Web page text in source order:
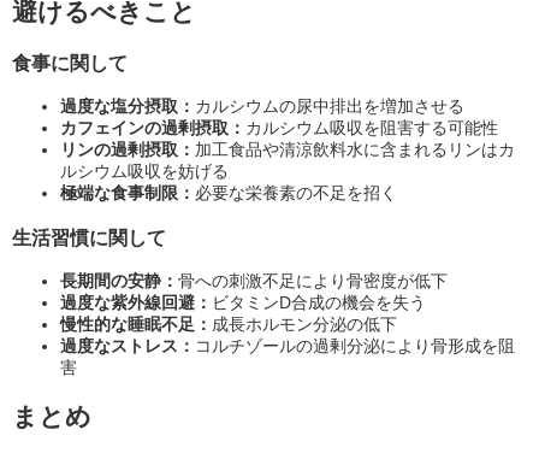
避けるべきこと
食事に関して
過度な塩分摂取： カルシウムの尿中排出を増加させる
カフェインの過剰摂取： カルシウム吸収を阻害する可能性
リンの過剰摂取： 加工食品や清涼飲料水に含まれるリンはカ
ルシウム吸収を妨げる
極端な食事制限： 必要な栄養素の不足を招く
生活習慣に関して
長期間の安静： 骨への刺激不足により骨密度が低下
過度な紫外線回避： ビタミンD合成の機会を失う
慢性的な睡眠不足： 成長ホルモン分泌の低下
過度なストレス： コルチゾールの過剰分泌により骨形成を阻
害
まとめ